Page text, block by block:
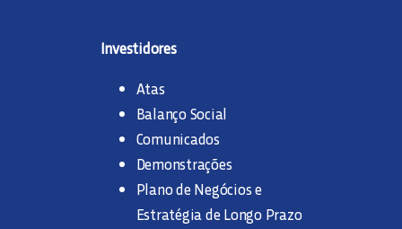
Investidores
Atas
Balanço Social
Comunicados
Demonstrações
Plano de Negócios e
Estratégia de Longo Prazo